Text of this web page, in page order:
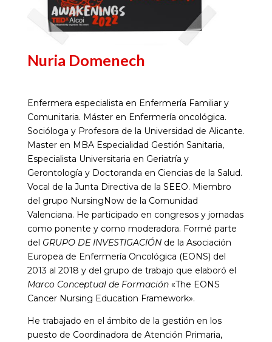
Nuria Domenech
Enfermera especialista en Enfermería Familiar y
Comunitaria. Máster en Enfermería oncológica.
Socióloga y Profesora de la Universidad de Alicante.
Master en MBA Especialidad Gestión Sanitaria,
Especialista Universitaria en Geriatría y
Gerontología y Doctoranda en Ciencias de la Salud.
Vocal de la Junta Directiva de la SEEO. Miembro
del grupo NursingNow de la Comunidad
Valenciana. He participado en congresos y jornadas
como ponente y como moderadora. Formé parte
del GRUPO DE INVESTIGACIÓNde la Asociación
Europea de Enfermería Oncológica (EONS) del
2013 al 2018 y del grupo de trabajo que elaboró el
Marco Conceptual de Formación«The EONS
Cancer Nursing Education Framework».
He trabajado en el ámbito de la gestión en los
puesto de Coordinadora de Atención Primaria,